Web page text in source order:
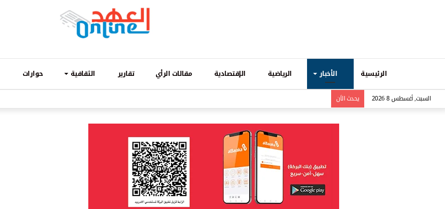
الرئيسية الأخبار الرياضية الإقتصادية مقالات الرأي تقارير الثقافية حوارات
السبت, أغسطس 8 2026 يحدث الاَن